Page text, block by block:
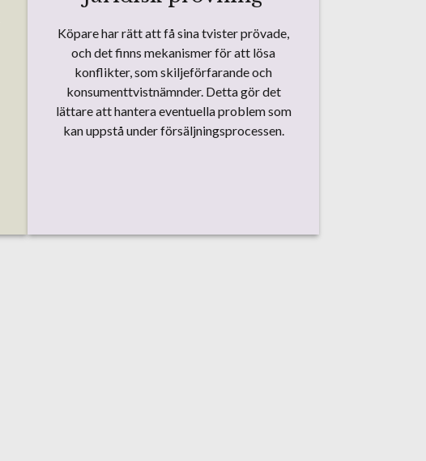
Köpare har rätt att få sina tvister prövade,
och det finns mekanismer för att lösa
konflikter, som skiljeförfarande och
konsumenttvistnämnder. Detta gör det
lättare att hantera eventuella problem som
kan uppstå under försäljningsprocessen.